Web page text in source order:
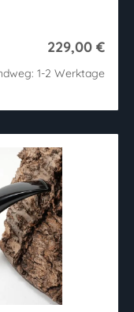
229,00 €
1-2 Werktage